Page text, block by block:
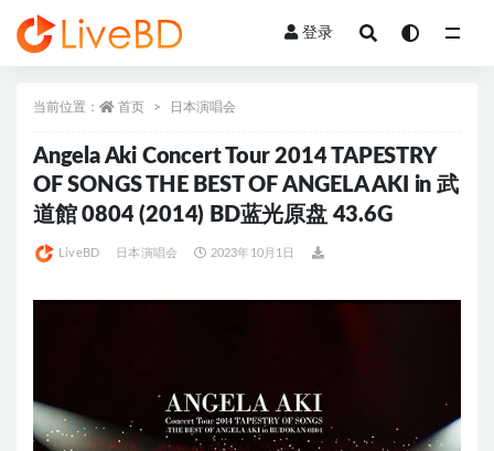
登录
当前位置： 首页 日本演唱会
Angela Aki Concert Tour 2014 TAPESTRY
OF SONGS THE BEST OF ANGELA AKI in 武
道館 0804 (2014) BD蓝光原盘 43.6G
LiveBD 日本演唱会 2023年10月1日